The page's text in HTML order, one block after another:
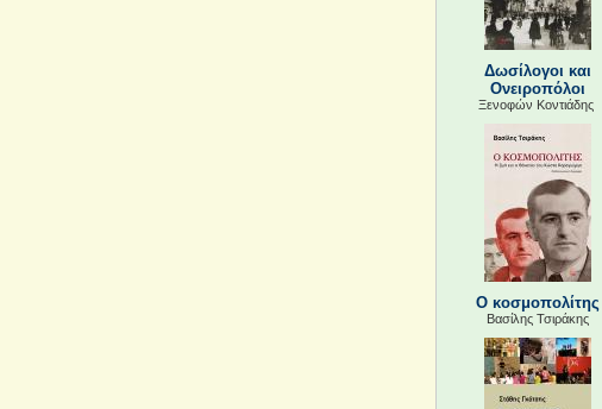
Δωσίλογοι και
Ονειροπόλοι
Ξενοφών Κοντιάδης
Ο κοσμοπολίτης
Βασίλης Τσιράκης